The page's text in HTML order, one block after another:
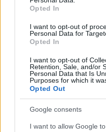
Opted In
I want to opt-out of
Personal Data for
Opted In
I want to opt-out of
Retention, Sale, and/or
Personal Data that Is
Purposes for which it
Opted Out
Google consents
I want to allow Google